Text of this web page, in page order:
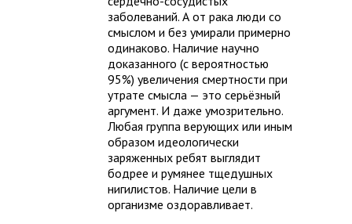
заболеваний. А от рака люди со
смыслом и без умирали примерно
одинаково. Наличие научно
доказанного (с вероятностью
95%) увеличения смертности при
утрате смысла — это серьёзный
аргумент. И даже умозрительно.
Любая группа верующих или иным
образом идеологически
заряженных ребят выглядит
бодрее и румянее тщедушных
нигилистов. Наличие цели в
организме оздоравливает.